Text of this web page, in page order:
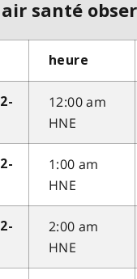
air santé
heure
12:00 am
HNE
1:00 am
HNE
2:00 am
HNE